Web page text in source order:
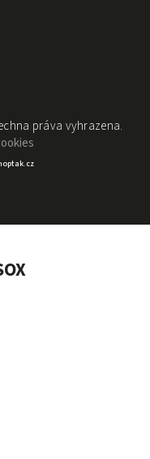
práva vyhrazena.